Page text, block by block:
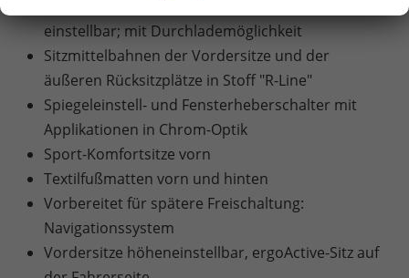
einstellbar; mit Durchlademöglichkeit
Sitzmittelbahnen der Vordersitze und der
äußeren Rücksitzplätze in Stoff "R-Line"
Spiegeleinstell- und Fensterheberschalter mit
Applikationen in Chrom-Optik
Sport-Komfortsitze vorn
Textilfußmatten vorn und hinten
Vorbereitet für spätere Freischaltung:
Navigationssystem
Vordersitze höheneinstellbar, ergoActive-Sitz auf